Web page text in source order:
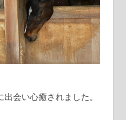
会い心癒されました。